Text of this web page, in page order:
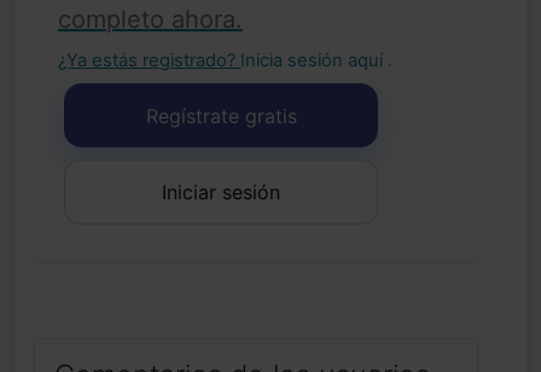
completo ahora.
¿Ya estás registrado? Inicia sesión aquí .
Regístrate gratis
Iniciar sesión